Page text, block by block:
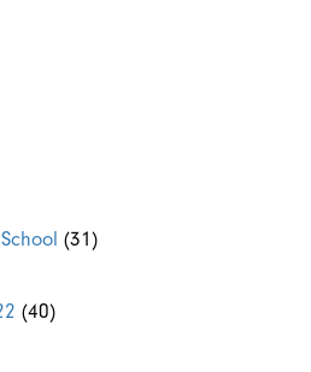
(31)
(40)